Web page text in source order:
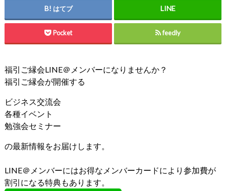
はてブ
Pocket feedly
福引ご縁会LINE＠メンバーになりませんか？
福引ご縁会が開催する
ビジネス交流会
各種イベント
勉強会セミナー
の最新情報をお届けします。
LINE＠メンバーにはお得なメンバーカードにより参加費が
割引になる特典もあります。